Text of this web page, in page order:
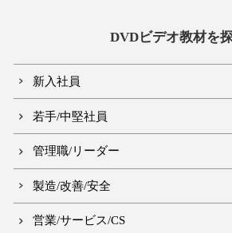
DVDビデオ教材を
新入社員
若手/中堅社員
管理職/リーダー
製造/改善/安全
営業/サービス/CS